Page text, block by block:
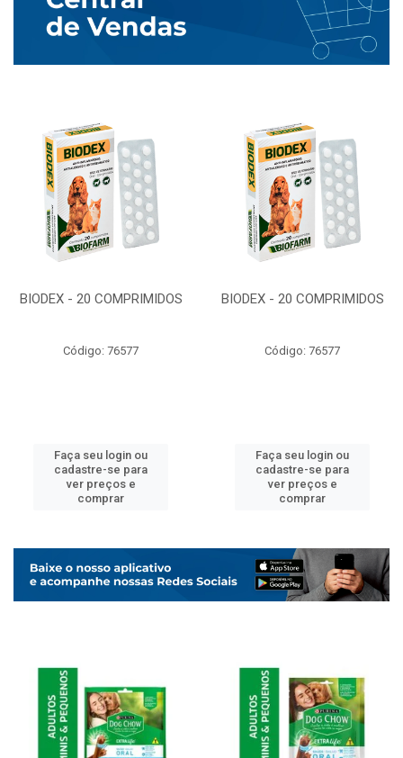
BIODEX - 20 COMPRIMIDOS
Código: 76577
Faça seu login ou
cadastre-se para
ver preços e
comprar
BIODEX - 20 COMPRIMIDOS
Código: 76577
Faça seu login ou
cadastre-se para
ver preços e
comprar